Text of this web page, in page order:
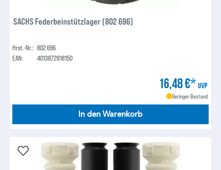
SACHS Federbeinstützlager (802 696)
Hrst.-Nr.: 802 696
EAN:
4013872818150
16,48 €* UVP
Geringer Bestand
In den Warenkorb